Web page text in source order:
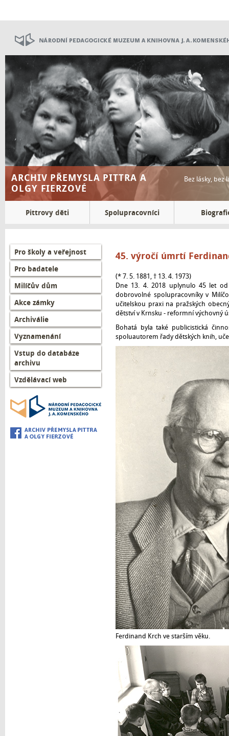
hlavnímu
ARCHIV PŘEMYSLA PITTRA A
OLGY FIERZOVÉ
Bez lásky, bez
Pittrovy děti Spolupracovníci
Left
menu
CZ
Pro školy a veřejnost
Pro badatele
Milíčův dům
Akce zámky
Archiválie
Vyznamenání
Vstup do databáze
archivu
Vzdělávací web
45. výročí úmrtí
(* 7. 5. 1881, † 13. 4. 1973)
Dne 13. 4. 2018 uplynulo 45 let
dobrovolné spolupracovníky v
učitelskou praxi na pražských
dětství v Krnsku - reformní výchovný
Bohatá byla také publicistická
spoluautorem řady dětských knih,
Ferdinand Krch ve starším věku.